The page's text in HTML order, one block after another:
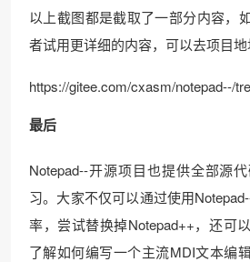
以上截图都是截取了一部分内容，
者试用更详细的内容，可以去项目地
https://gitee.com/cxasm/notepad--/
最后
Notepad--开源项目也提供全部源
习。大家不仅可以通过使用
率，尝试替换掉Notepad++，还可
了解如何编写一个主流MDI文本编